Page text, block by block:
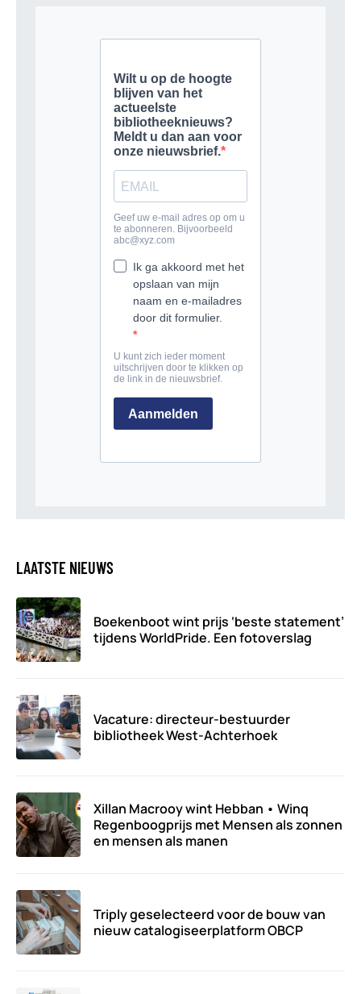
LAATSTE NIEUWS
Boekenboot wint prijs ‘beste statement’
tijdens WorldPride. Een fotoverslag
Vacature: directeur-bestuurder
bibliotheek West-Achterhoek
Xillan Macrooy wint Hebban • Winq
Regenboogprijs met Mensen als zonnen
en mensen als manen
Triply geselecteerd voor de bouw van
nieuw catalogiseerplatform OBCP